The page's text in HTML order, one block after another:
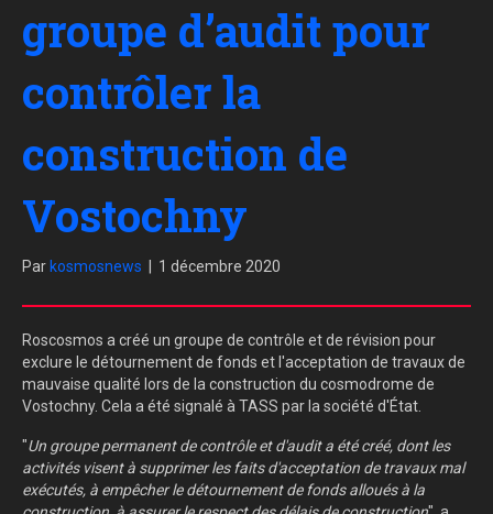
groupe d’audit pour
contrôler la
construction de
Vostochny
Par kosmosnews 1 décembre 2020
Roscosmos a créé un groupe de contrôle et de révision pour
exclure le détournement de fonds et l'acceptation de travaux de
mauvaise qualité lors de la construction du cosmodrome de
Vostochny. Cela a été signalé à TASS par la société d'État.
"Un groupe permanent de contrôle et d'audit a été créé, dont les
activités visent à supprimer les faits d'acceptation de travaux mal
exécutés, à empêcher le détournement de fonds alloués à la